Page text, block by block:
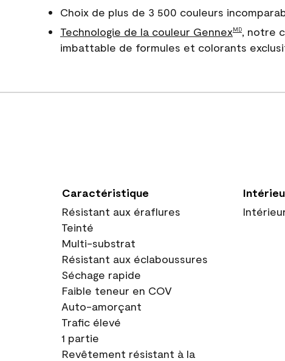
Choix de plus de 3 500 couleurs
Technologie de la couleur GennexMD, notre
imbattable de formules et colorants
Caractéristique
Résistant aux éraflures
Teinté
Multi-substrat
Résistant aux éclaboussures
Séchage rapide
Faible teneur en COV
Auto-amorçant
Trafic élevé
1 partie
Revêtement résistant à la